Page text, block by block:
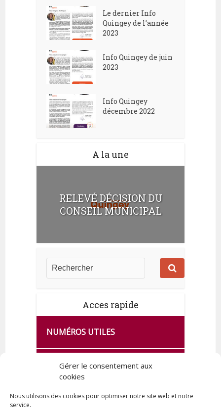
Gérer le consentement aux
cookies
Nous utilisons des cookies pour optimiser notre site web et notre
service.
Le dernier Info
Quingey de l’année
2023
Info Quingey de juin
2023
Info Quingey
décembre 2022
A la une
RELEVÉ DÉCISION DU
CONSEIL MUNICIPAL
Acces rapide
NUMÉROS UTILES
CA SE PASSE À FRANCE SERVICES
DE QUINGEY